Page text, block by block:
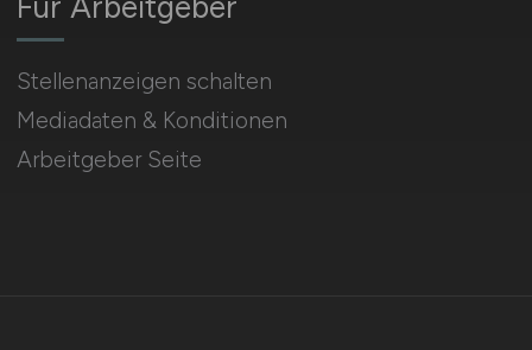
Stellenanzeigen schalten
Mediadaten & Konditionen
Arbeitgeber Seite